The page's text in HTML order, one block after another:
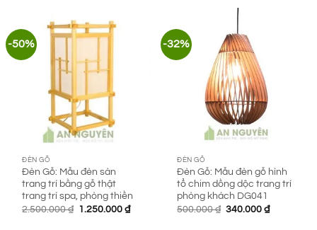
-50%
ĐÈN GỖ
Đèn Gỗ: Mẫu đèn sàn
trang trí bằng gỗ thật
trang trí spa, phòng thiền
2.500.000₫ Giá
1.250.000₫Giá
-32%
ĐÈN GỖ
Đèn Gỗ: Mẫu đèn gỗ hình
tổ chim dồng dộc trang trí
phòng khách DG041
500.000₫ Giá
340.000₫Giá